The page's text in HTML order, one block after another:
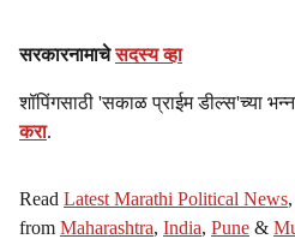
सरकारनामाचेसदस्य व्हा
शॉपिंगसाठी 'सकाळ प्राईम डील्स'च्या
करा.
Read Latest Marathi Political News,
from Maharashtra, India, Pune &